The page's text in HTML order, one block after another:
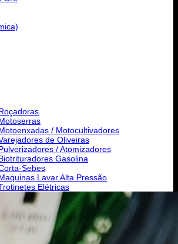
/ Motocultivadores
de Oliveiras
/ Atomizadores
Gasolina
Sebes
Lavar Alta Pressão
Elétricas